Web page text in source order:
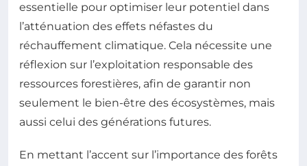
essentielle pour optimiser leur potentiel dans
l’atténuation des effets néfastes du
réchauffement climatique. Cela nécessite une
réflexion sur l’exploitation responsable des
ressources forestières, afin de garantir non
seulement le bien-être des écosystèmes, mais
aussi celui des générations futures.
En mettant l’accent sur l’importance des forêts